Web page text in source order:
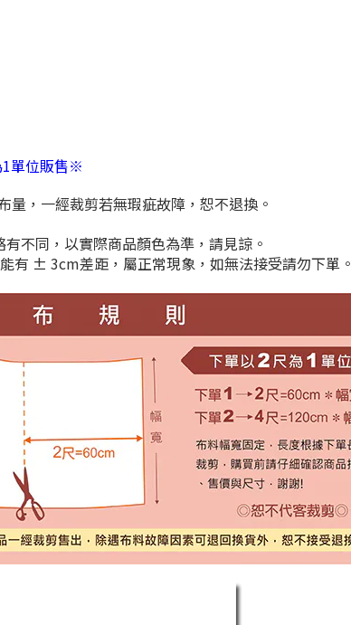
單位販售※
，一經裁剪若無瑕疵故障，恕不退換。
不同，以實際商品顏色為準，請見諒。
有 ± 3cm差距，屬正常現象，如無法接受請勿下單。